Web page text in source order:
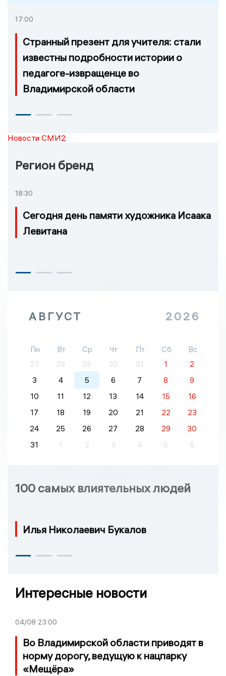
17:00
Странный презент для учителя: стали
известны подробности истории о
педагоге-извращенце во
Владимирской области
Новости СМИ2
Регион бренд
18:30
Сегодня день памяти художника Исаака
Левитана
АВГУСТ 2026
Пн Вт Ср Чт Пт Сб
Вс
27
28 29 30 31 1
2
3
4 5 6 7 8
9
10
11 12 13 14 15
16
17
18 19 20 21 22
23
24
25 26 27 28 29
30
31
1 2 3 4 5 6
100 самых влиятельных людей
Илья Николаевич Букалов
Интересные новости
04/08 23:00
Во Владимирской области приводят в
норму дорогу, ведущую к нацпарку
«Мещёра»